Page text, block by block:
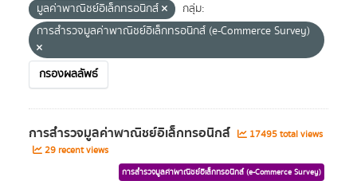
มูลค่าพาณิชย์อิเล็กทรอนิกส์
กลุ่ม:
การสำรวจมูลค่าพาณิชย์อิเล็กทรอนิกส์ (e-Commerce Survey)
กรองผลลัพธ์
การสำรวจมูลค่าพาณิชย์อิเล็กทรอนิกส์
17495 total views
29 recent views
การสำรวจมูลค่าพาณิชย์อิเล็กทรอนิกส์ (e-Commerce Survey)